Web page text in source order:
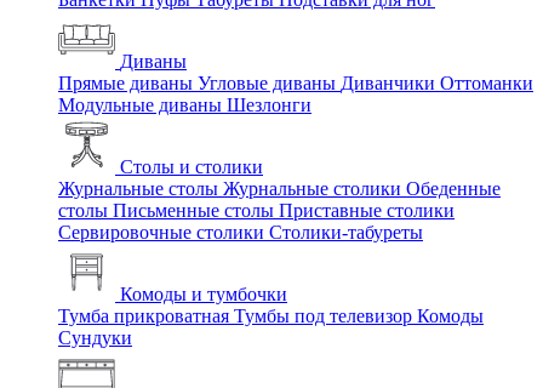
Диваны
Прямые диваны Угловые диваны Диванчики Оттоманки
Модульные диваны Шезлонги
Столы и столики
Журнальные столы Журнальные столики Обеденные
столы Письменные столы Приставные столики
Сервировочные столики Столики-табуреты
Комоды и тумбочки
Тумба прикроватная Тумбы под телевизор Комоды
Сундуки